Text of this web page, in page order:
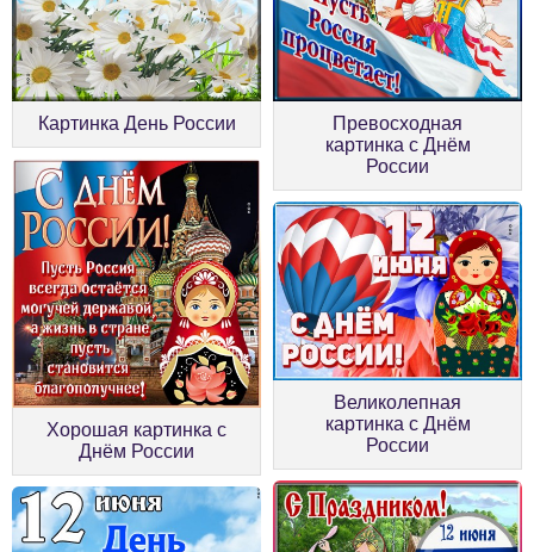
Картинка День России
Превосходная
картинка с Днём
России
Хорошая картинка с
Днём России
Великолепная
картинка с Днём
России